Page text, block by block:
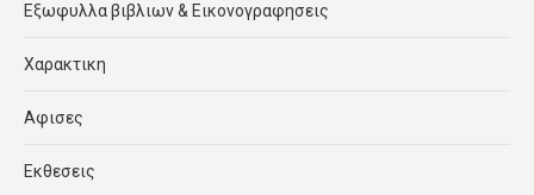
Εξωφυλλα βιβλιων & Εικονογραφησεις
Χαρακτικη
Αφισες
Εκθεσεις